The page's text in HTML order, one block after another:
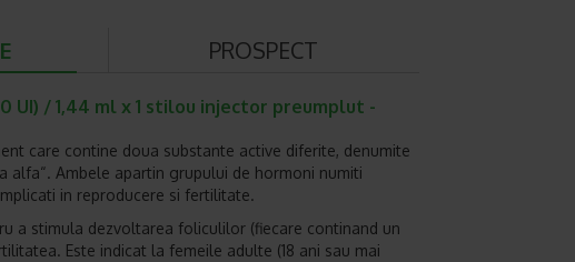
PROSPECT
UI) / 1,44 ml x 1 stilou injector preumplut -
care contine doua substante active diferite, denumite
alfa“. Ambele apartin grupului de hormoni numiti
in reproducere si fertilitate.
a stimula dezvoltarea foliculilor (fiecare continand un
Este indicat la femeile adulte (18 ani sau mai